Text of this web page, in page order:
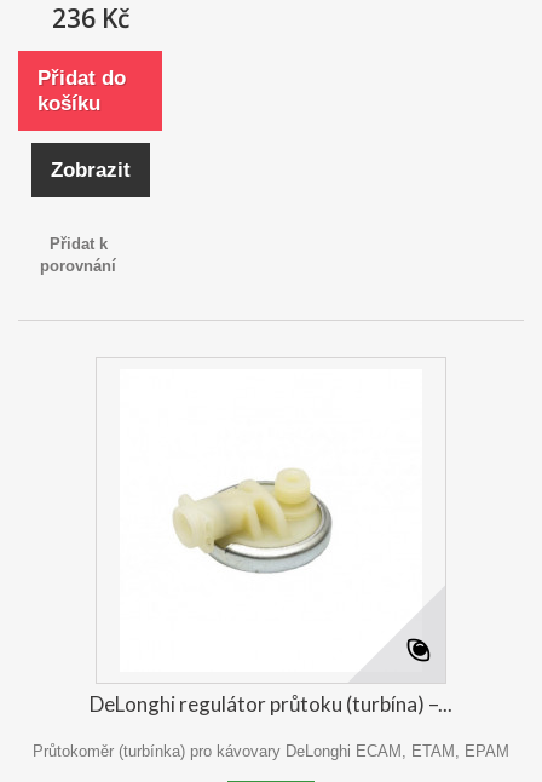
236 Kč
Přidat do
košíku
Zobrazit
Přidat k
porovnání
DeLonghi regulátor průtoku (turbína) –...
Průtokoměr (turbínka) pro kávovary DeLonghi ECAM, ETAM, EPAM